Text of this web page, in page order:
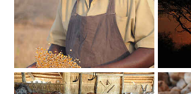
Show larger version Show